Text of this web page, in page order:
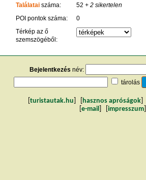
Találataiszáma: 52 + 2 sikertelen
POI pontok száma:
0
Térkép az ő
szemszögéből:
Bejelentkezés név:
tárolás
turistautak.hu hasznos apróságok
e-mail impresszum]